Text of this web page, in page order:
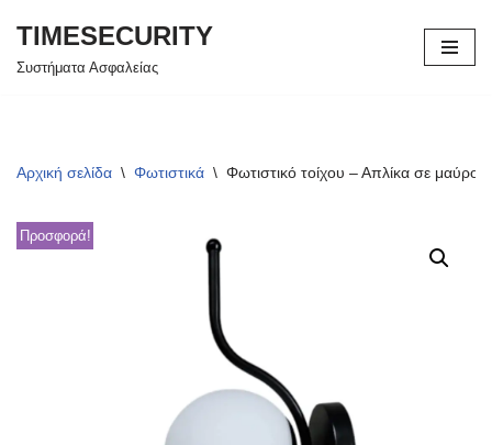
Μεταπηδήστε
TIMESECURITY
Συστήματα Ασφαλείας
Αρχική σελίδα \ Φωτιστικά \ Φωτιστικό τοίχου – Απλίκα σε
Προσφορά!